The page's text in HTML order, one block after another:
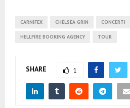
CARNIFEX CHELSEA GRIN CONCERTI
HELLFIRE BOOKING AGENCY TOUR
SHARE 1